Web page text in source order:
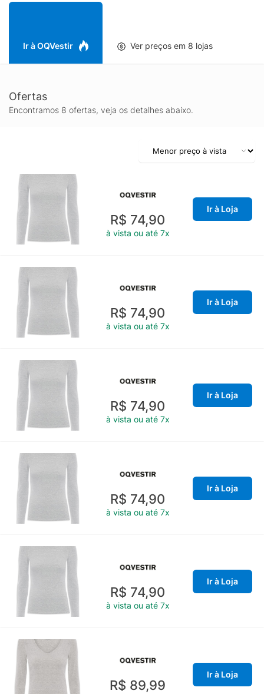
sozinha ou por baixo de jaquetas, coletes e cardigãs.
adapta a diferentes estilos e rotinas, entregando uma opção
Ir à OQVestir Ver preços em 8 lojas
Ofertas
Encontramos 8 ofertas, veja os detalhes abaixo.
R$ 74,90
à vista ou até 7x
Ir à Loja
R$ 74,90
à vista ou até 7x
Ir à Loja
R$ 74,90
à vista ou até 7x
Ir à Loja
R$ 74,90
à vista ou até 7x
Ir à Loja
R$ 74,90
à vista ou até 7x
Ir à Loja
R$ 89,99
Ir à Loja